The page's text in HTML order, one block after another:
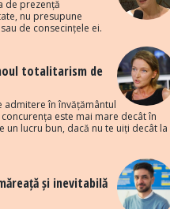
de prezență
nu presupune
de consecințele ei.
totalitarism de
admitere în învățământul
este mai mare decât în
un lucru bun, dacă nu te uiți decât la
și inevitabilă